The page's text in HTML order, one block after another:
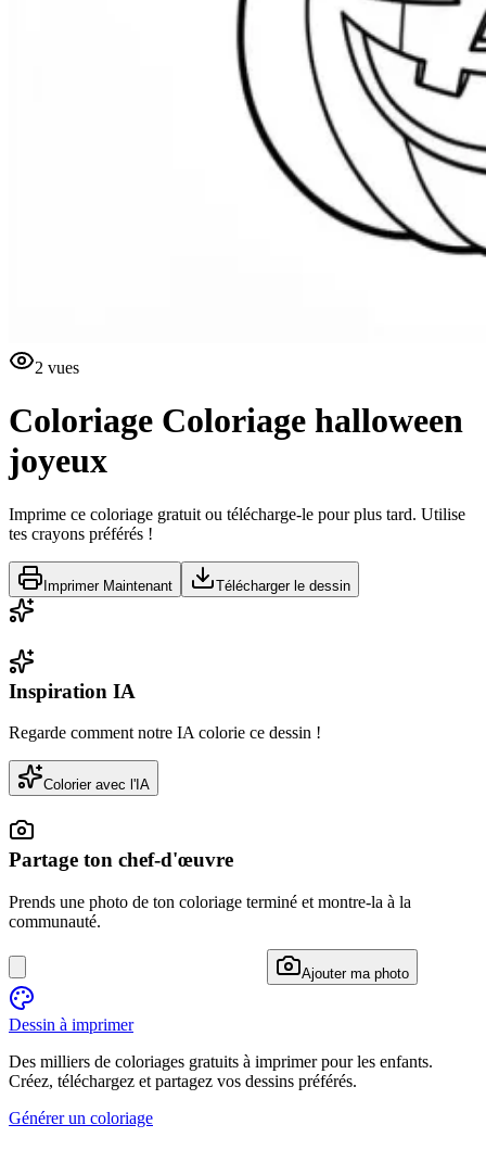
2 vues
Coloriage Coloriage halloween
joyeux
Imprime ce coloriage gratuit ou télécharge-le pour plus tard. Utilise
tes crayons préférés !
Imprimer Maintenant Télécharger le dessin
Inspiration IA
Regarde comment notre IA colorie ce dessin !
Colorier avec l'IA
Partage ton chef-d'œuvre
Prends une photo de ton coloriage terminé et montre-la à la
communauté.
Ajouter ma photo
Dessin à imprimer
Des milliers de coloriages gratuits à imprimer pour les enfants.
Créez, téléchargez et partagez vos dessins préférés.
Générer un coloriage